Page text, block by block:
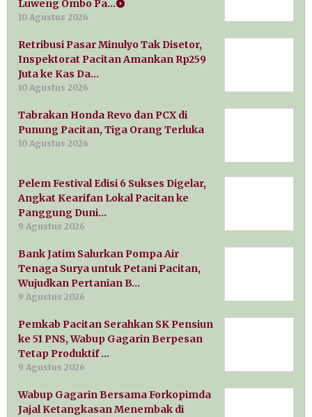
Luweng Ombo Pa…
10 Agustus 2026
Retribusi Pasar Minulyo Tak Disetor,
Inspektorat Pacitan Amankan Rp259
Juta ke Kas Da…
10 Agustus 2026
Tabrakan Honda Revo dan PCX di
Punung Pacitan, Tiga Orang Terluka
10 Agustus 2026
Pelem Festival Edisi 6 Sukses Digelar,
Angkat Kearifan Lokal Pacitan ke
Panggung Duni…
9 Agustus 2026
Bank Jatim Salurkan Pompa Air
Tenaga Surya untuk Petani Pacitan,
Wujudkan Pertanian B…
9 Agustus 2026
Pemkab Pacitan Serahkan SK Pensiun
ke 51 PNS, Wabup Gagarin Berpesan
Tetap Produktif …
9 Agustus 2026
Wabup Gagarin Bersama Forkopimda
Jajal Ketangkasan Menembak di